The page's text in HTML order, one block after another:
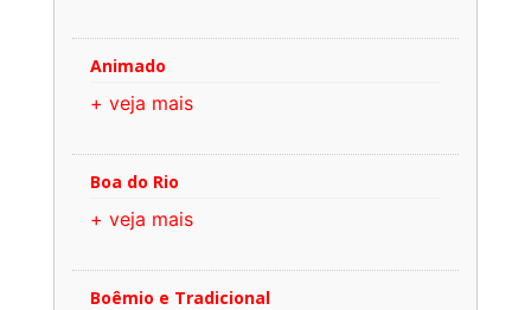
Animado
+ veja mais
Boa do Rio
+ veja mais
Boêmio e Tradicional